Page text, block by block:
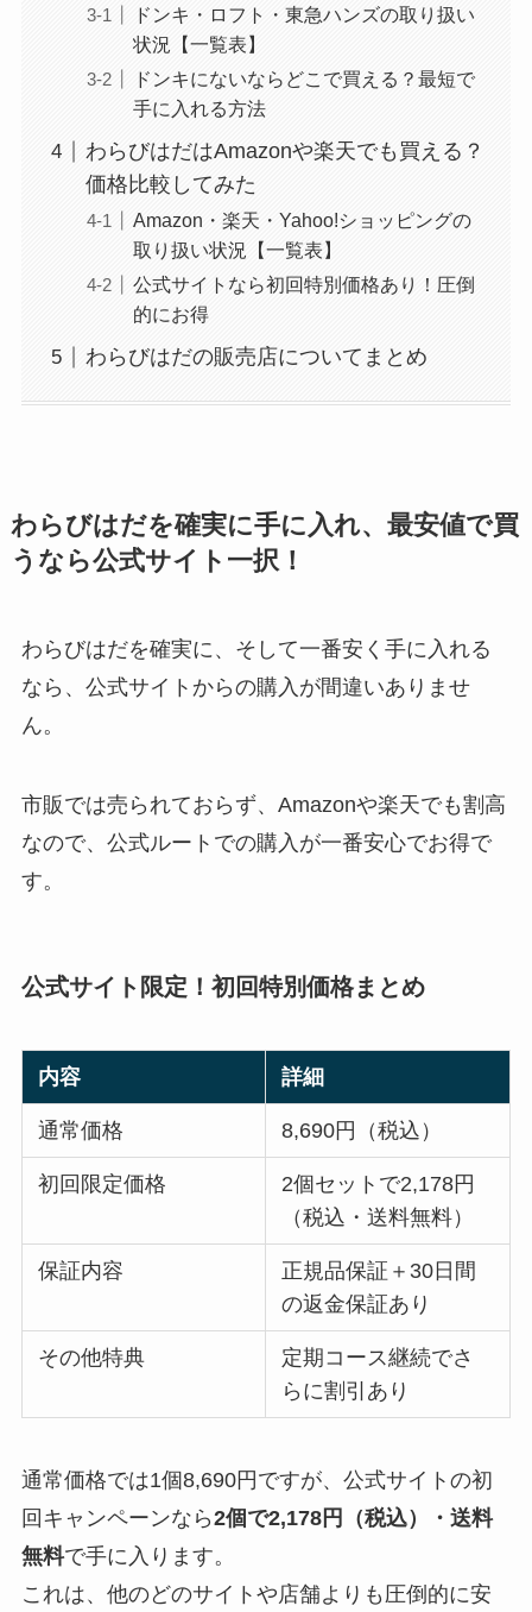
ドンキ・ロフト・東急ハンズの取り扱い
状況【一覧表】
ドンキにないならどこで買える？最短で
手に入れる方法
わらびはだはAmazonや楽天でも買える？
価格比較してみた
Amazon・楽天・Yahoo!ショッピングの
取り扱い状況【一覧表】
公式サイトなら初回特別価格あり！圧倒
的にお得
わらびはだの販売店についてまとめ
わらびはだを確実に手に入れ、最安値で買
うなら公式サイト一択！
わらびはだを確実に、そして一番安く手に入れる
なら、公式サイトからの購入が間違いありませ
ん。
市販では売られておらず、Amazonや楽天でも割高
なので、公式ルートでの購入が一番安心でお得で
す。
公式サイト限定！初回特別価格まとめ
内容 詳細
通常価格 8,690円（税込）
初回限定価格
2個セットで2,178円
（税込・送料無料）
保証内容
正規品保証＋30日間
の返金保証あり
その他特典
定期コース継続でさ
らに割引あり
通常価格では1個8,690円ですが、公式サイトの初
回キャンペーンなら2個で2,178円（税込）・送料
無料で手に入ります。
これは、他のどのサイトや店舗よりも圧倒的に安